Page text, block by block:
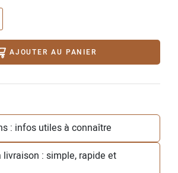
AJOUTER AU PANIER
: infos utiles à connaître
livraison : simple, rapide et